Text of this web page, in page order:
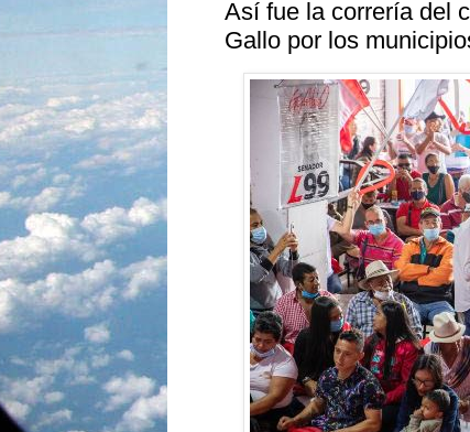
Así fue la correría del
Gallo por los